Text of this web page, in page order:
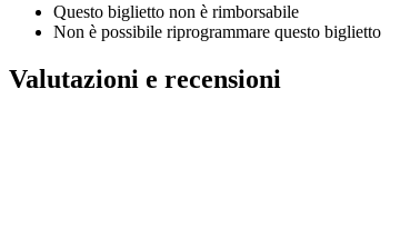
Questo biglietto non è rimborsabile
Non è possibile riprogrammare questo biglietto
Valutazioni e recensioni